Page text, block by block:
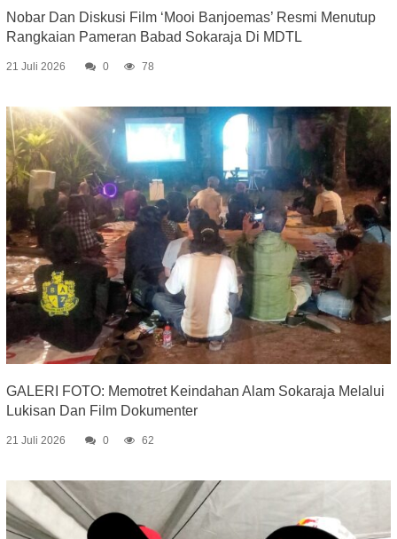
Nobar Dan Diskusi Film ‘Mooi Banjoemas’ Resmi Menutup
Rangkaian Pameran Babad Sokaraja Di MDTL
21 Juli 2026 0 78
GALERI FOTO: Memotret Keindahan Alam Sokaraja Melalui
Lukisan Dan Film Dokumenter
21 Juli 2026 0 62